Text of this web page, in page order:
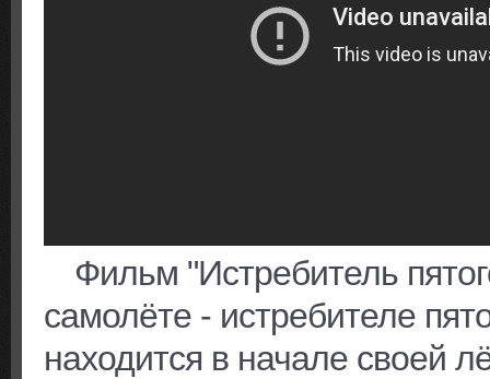
Фильм "Истребитель
самолёте - истребителе
находится в начале своей